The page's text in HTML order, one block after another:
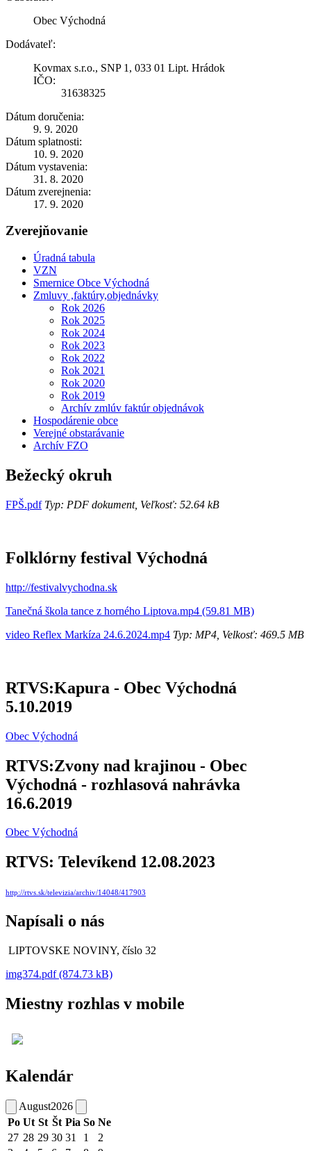
Obec Východná
Dodávateľ:
Kovmax s.r.o., SNP 1, 033 01 Lipt. Hrádok
IČO:
31638325
Dátum doručenia:
9. 9. 2020
Dátum splatnosti:
10. 9. 2020
Dátum vystavenia:
31. 8. 2020
Dátum zverejnenia:
17. 9. 2020
Zverejňovanie
Úradná tabula
VZN
Smernice Obce Východná
Zmluvy ,faktúry,objednávky
Rok 2026
Rok 2025
Rok 2024
Rok 2023
Rok 2022
Rok 2021
Rok 2020
Rok 2019
Archív zmlúv faktúr objednávok
Hospodárenie obce
Verejné obstarávanie
Archív FZO
Bežecký okruh
FPŠ.pdfTyp: PDF dokument, Veľkosť: 52.64 kB
Folklórny festival Východná
http://festivalvychodna.sk
Tanečná škola tance z horného Liptova.mp4 (59.81 MB)
video Reflex Markíza 24.6.2024.mp4 Typ: MP4, Velkosť: 469.5 MB
RTVS:Kapura - Obec Východná
5.10.2019
Obec Východná
RTVS:Zvony nad krajinou - Obec
Východná - rozhlasová nahrávka
16.6.2019
Obec Východná
RTVS: Televíkend 12.08.2023
http://rtvs.sk/televizia/archiv/14048/417903
Napísali o nás
LIPTOVSKE NOVINY, číslo 32
img374.pdf (874.73 kB)
Miestny rozhlas v mobile
Kalendár
August2026
Po Ut St Št Pia So Ne
27 28 29 30 31 1
2